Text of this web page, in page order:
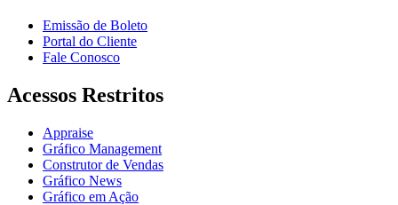
Emissão de Boleto
Portal do Cliente
Fale Conosco
Acessos Restritos
Appraise
Gráfico Management
Construtor de Vendas
Gráfico News
Gráfico em Ação